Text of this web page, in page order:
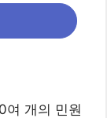
여 개의 민원